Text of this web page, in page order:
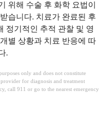
위해 수술 후 화학 요법이
습니다. 치료가 완료된 후
정기적인 추적 관찰 및 영
별 상황과 치료 반응에 따
.
only and does not constitute
for diagnosis and treatment
call 911 or go to the nearest emergency